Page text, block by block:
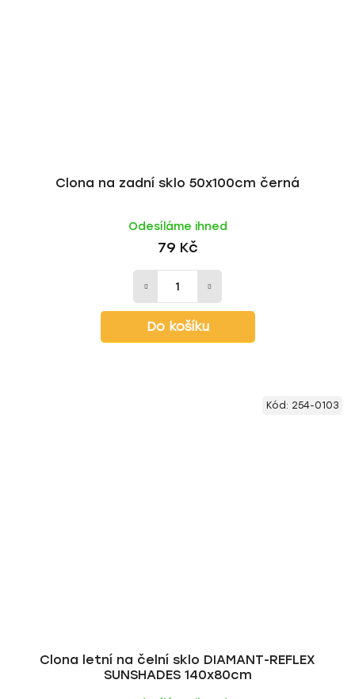
Clona na zadní sklo 50x100cm černá
Odesíláme ihned
79 Kč
Do košíku
Clona letní na čelní sklo DIAMANT-REFLEX
SUNSHADES 140x80cm
Kód: 254-0103